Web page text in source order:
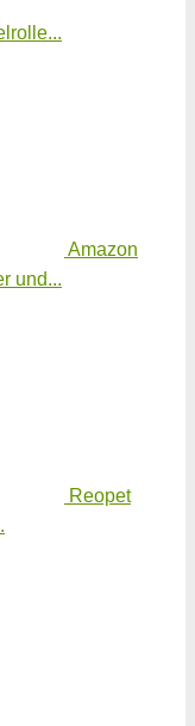
Amazon
und...
Reopet